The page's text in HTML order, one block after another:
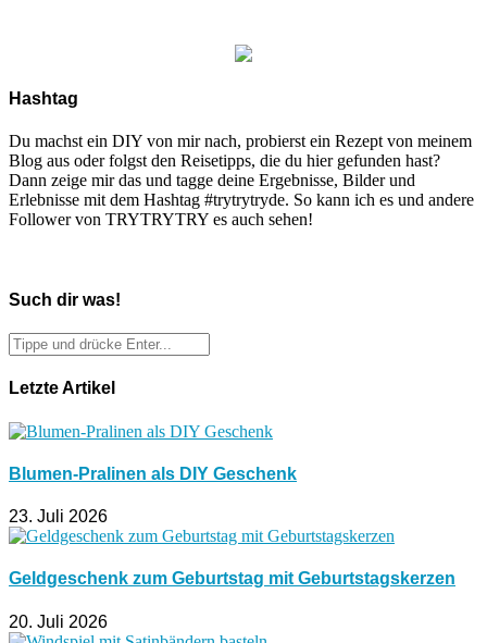
Hashtag
Du machst ein DIY von mir nach, probierst ein Rezept von meinem
Blog aus oder folgst den Reisetipps, die du hier gefunden hast?
Dann zeige mir das und tagge deine Ergebnisse, Bilder und
Erlebnisse mit dem Hashtag #trytrytryde. So kann ich es und andere
Follower von TRYTRYTRY es auch sehen!
Such dir was!
Letzte Artikel
Blumen-Pralinen als DIY Geschenk
23. Juli 2026
Geldgeschenk zum Geburtstag mit Geburtstagskerzen
20. Juli 2026